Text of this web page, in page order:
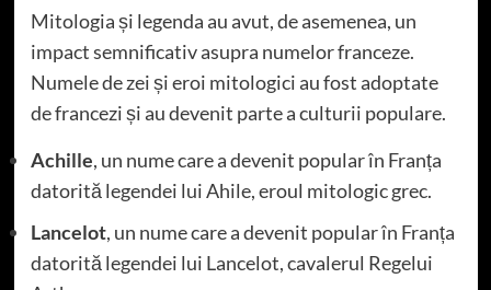
Mitologia și legenda au avut, de asemenea, un
impact semnificativ asupra numelor franceze.
Numele de zei și eroi mitologici au fost adoptate
de francezi și au devenit parte a culturii populare.
Achille, un nume care a devenit popular în Franța
datorită legendei lui Ahile, eroul mitologic grec.
Lancelot, un nume care a devenit popular în Franța
datorită legendei lui Lancelot, cavalerul Regelui